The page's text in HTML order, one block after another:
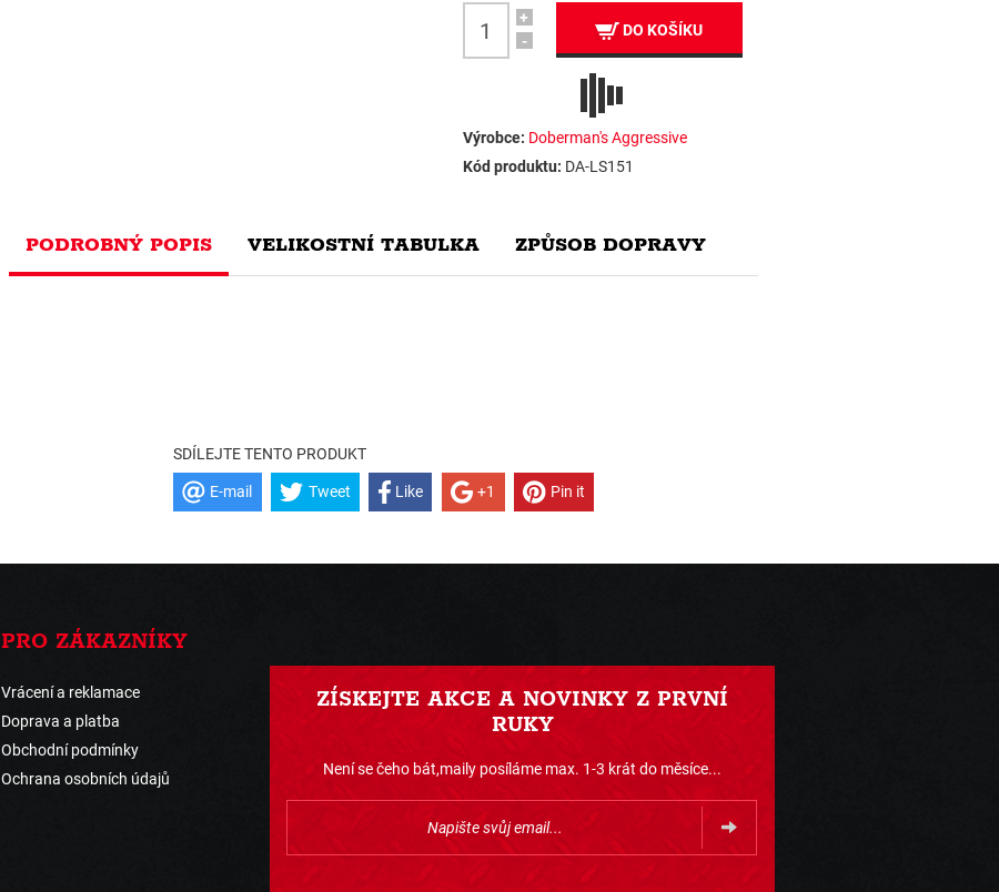
+
-
DO KOŠÍKU
Výrobce: Doberman's Aggressive
Kód produktu: DA-LS151
PODROBNÝ POPIS VELIKOSTNÍ TABULKA ZPŮSOB DOPRAVY
SDÍLEJTE TENTO PRODUKT
E-mail Tweet Like +1 Pin it
PRO ZÁKAZNÍKY
Vrácení a reklamace
Doprava a platba
Obchodní podmínky
Ochrana osobních údajů
ZÍSKEJTE AKCE A NOVINKY Z PRVNÍ
RUKY
Není se čeho bát,maily posíláme max. 1-3 krát do měsíce...